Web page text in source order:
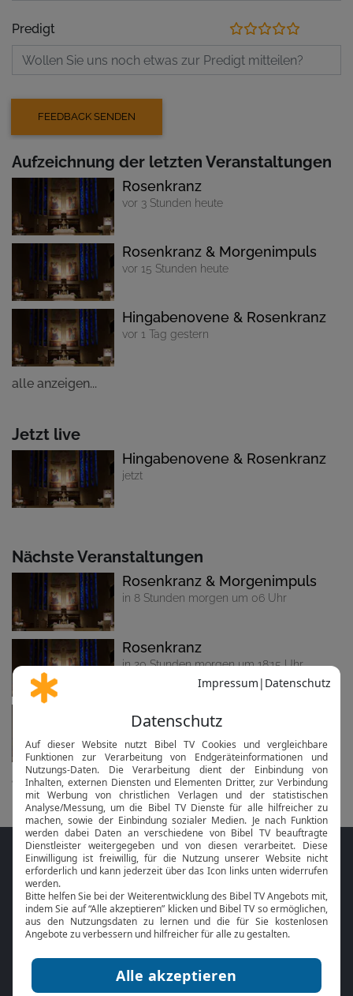
Predigt
Aufzeichnung der letzten Veranstaltungen
Rosenkranz
vor 3 Stunden heute
Rosenkranz & Morgenimpuls
vor 15 Stunden heute
Hingabenovene & Rosenkranz
vor 1 Tag gestern
alle anzeigen...
Jetzt live
Hingabenovene & Rosenkranz
jetzt
Nächste Veranstaltungen
Rosenkranz & Morgenimpuls
in 8 Stunden morgen um 06 Uhr
Rosenkranz
in 20 Stunden morgen um 18:15 Uhr
Hingabenovene & Rosenkranz
in 23 Stunden morgen um 20:45 Uhr
alle anzeigen...
Folge MeinGottesdienst.com auf den
Sozialen Medien
Online Bibeloder derBibel-App